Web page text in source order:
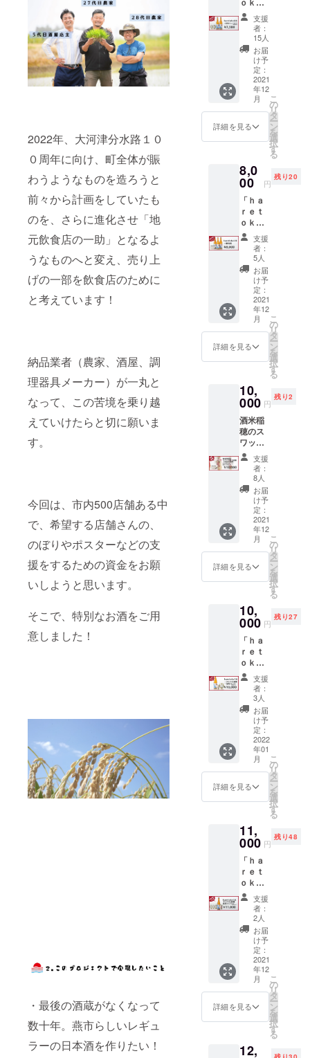
2022年、大河津分水路１０
０周年に向け、町全体が賑
わうようなものを造ろうと
前々から計画をしていたも
のを、さらに進化させ「地
元飲食店の一助」となるよ
うなものへと変え、売り上
げの一部を飲食店のために
と考えています！
納品業者（農家、酒屋、調
理器具メーカー）が一丸と
なって、この苦境を乗り越
えていけたらと切に願いま
す。
今回は、市内500店舗ある中
で、希望する店舗さんの、
のぼりやポスターなどの支
援をするための資金をお願
いしようと思います。
そこで、特別なお酒をご用
意しました！
・最後の酒蔵がなくなって
数十年。燕市らしいレギュ
ラーの日本酒を作りたい！
で、和
洋中の
食中酒
として
最適で
す。 パ
ワース
ポット
でもあ
る弥彦
と燕市
産五百
す日本
酒を是
非お試
しくだ
さい。
石なら
では
の、コ
メの旨
味を感
じら
れ、
スッキ
リとし
たのど
で、和
洋中の
最適で
す。 パ
ワース
ポット
でもあ
る弥彦
山の水
と燕市
産五百
万石が
造り出
す日本
酒を是
非お試
しくだ
￥５，
５００
≪清
酒 ｈ
ａｒｅ
ｔｏｋ
ｅ 純
米吟
醸 し
ぼりた
て生原
酒≫ 酒
産：ひ
うら農
米歩
合：６
０％
（純米
吟醸規
格） ア
ルコー
ル度
数：１
７度
（目標
値） 飲
しない
燕市の
し開
発・醸
造！！
五百万
石なら
では
の、コ
メの旨
味を感
じら
れ、
スッキ
リとし
たのど
越し
洋中の
食中酒
す。 パ
ワース
ポット
でもあ
る弥彦
山の水
と燕市
産五百
万石が
造り出
す日本
酒を是
非お試
しくだ
カッパ
１５０
潟県燕
市にあ
る「料
亭 明
治屋」
製造の
食品で
す。 地
元名産
の「も
とまち
きゅう
り」と
「菌床
しいた
け」を
メイン
食材に
し、家
た御礼
状」
￥６，
５００
≪清
酒 ｈ
ａｒｅ
ｔｏｋ
ｅ 純
米吟
醸 し
ぼりた
百万石
（燕市
産：ひ
うら農
場） 精
米歩
合：６
０％
（純米
吟醸規
格） ア
ルコー
ル度
数：１
７度
（目標
値） 飲
日本酒
を目指
発・醸
造！！
五百万
石なら
では
の、コ
メの旨
味を感
じら
れ、
スッキ
リとし
越し
で、和
として
最適で
す。 パ
ワース
ポット
でもあ
る弥彦
山の水
と燕市
産五百
万石が
造り出
す日本
酒を是
非お試
さい。
ｅ」２
本″昆布
カッパ″
セット
【内
容】 ・
「清
酒 ｈ
ａｒｅ
ｔｏｋ
ｅ 純
米吟
醸 し
て生原
酒」７
２０
ml：２
本 ・
「昆布
カッパ
１５０
ｇ」料
亭 明治
屋 謹製
（真空
パッ
ク）：
２ヶ ・
「想い
を込め
カッ
パ」賞
味期
限：７
日間
￥７，
５００
≪清
酒 ｈ
ａｒｅ
ｔｏｋ
ｅ 純
米吟
醸 し
ぼりた
て生原
酒≫ 酒
産：ひ
うら農
米歩
合：６
０％
（純米
吟醸規
格） ア
ルコー
ル度
数：１
７度
（目標
値） 飲
しない
燕市の
し開
発・醸
造！！
五百万
石なら
では
の、コ
メの旨
味を感
じら
れ、
スッキ
リとし
たのど
越し
洋中の
食中酒
す。 パ
支援
者：
15人
お届
け予
定：
2021
年12
月
詳細を見る
こ
の
リ
タ
ー
ン
を
選
択
す
る
8,0
00 円
残り20
「ｈａ
ｒｅｔ
ｏｋ
ｅ」３
本セッ
ト 【内
容】 ・
「清
酒 ｈ
ａｒｅ
ｔｏｋ
ｅ 純
米吟
醸 し
ぼりた
て生原
２０
ml：３
本 ・
「想い
を込め
た御礼
状」
８，０
００円
≪清
酒 ｈ
ａｒｅ
ｔｏｋ
ｅ 純
米吟
醸 し
ぼりた
百万石
（燕市
産：ひ
うら農
場） 精
米歩
合：６
０％
（純米
吟醸規
格） ア
ルコー
ル度
数：１
７度
（目標
値） 飲
日本酒
を目指
発・醸
造！！
五百万
石なら
では
の、コ
メの旨
味を感
じら
れ、
スッキ
リとし
越し
で、和
として
支援
者：
5人
お届
け予
定：
2021
年12
月
詳細を見る
こ
の
リ
タ
ー
ン
を
選
択
す
る
10,
000 円
残り2
酒米稲
穂のス
ワッグ
造り体
験 【内
容】 年
末年始
用のお
飾りを
「ｈａ
ｒｅｔ
ｏｋ
ｅ」に
使用し
た稲穂
（酒
百万
石）で
作成い
たしま
す。 ※
スワッ
グの種
類をお
選び下
さい。
「正
月飾
り」
「サジ
付き飾
り」
「華や
したス
ワッ
グ」：
１ケ ・
「清
酒 ｈ
ａｒｅ
ｔｏｋ
ｅ 純
米 し
ぼりた
て生原
酒」７
２０
ml：１
本 ・
「昆布
明治
支援
者：
8人
お届
け予
定：
2021
年12
月
詳細を見る
こ
の
リ
タ
ー
ン
を
選
択
す
る
10,
000 円
残り27
「ｈａ
ｒｅｔ
ｏｋ
ｅ」ま
るごと
セット
（※２０
２２年
１月お
届け品
す。）
【内
容】 ・
「清
酒 ｈ
ｔｏｋ
ｅ 純
米吟
醸 し
ぼりた
て生原
酒」７
２０
ml：１
本 ・
「まど
ろむ酒
器
桜」
（株式
会社新
越ワー
「昆布
支援
者：
3人
お届
け予
定：
2022
年01
月
詳細を見る
こ
の
リ
タ
ー
ン
を
選
択
す
る
11,
000 円
残り48
「ｈａ
ｒｅｔ
ｏｋｅ1
本」”ま
どろむ
器””昆
布カッ
ケ”セッ
ト 【内
容】 ・
「清
酒 ｈ
ａｒｅ
ｔｏｋ
米吟
支援
者：
2人
お届
け予
定：
2021
年12
月
詳細を見る
こ
の
リ
タ
ー
ン
を
選
択
す
る
12,